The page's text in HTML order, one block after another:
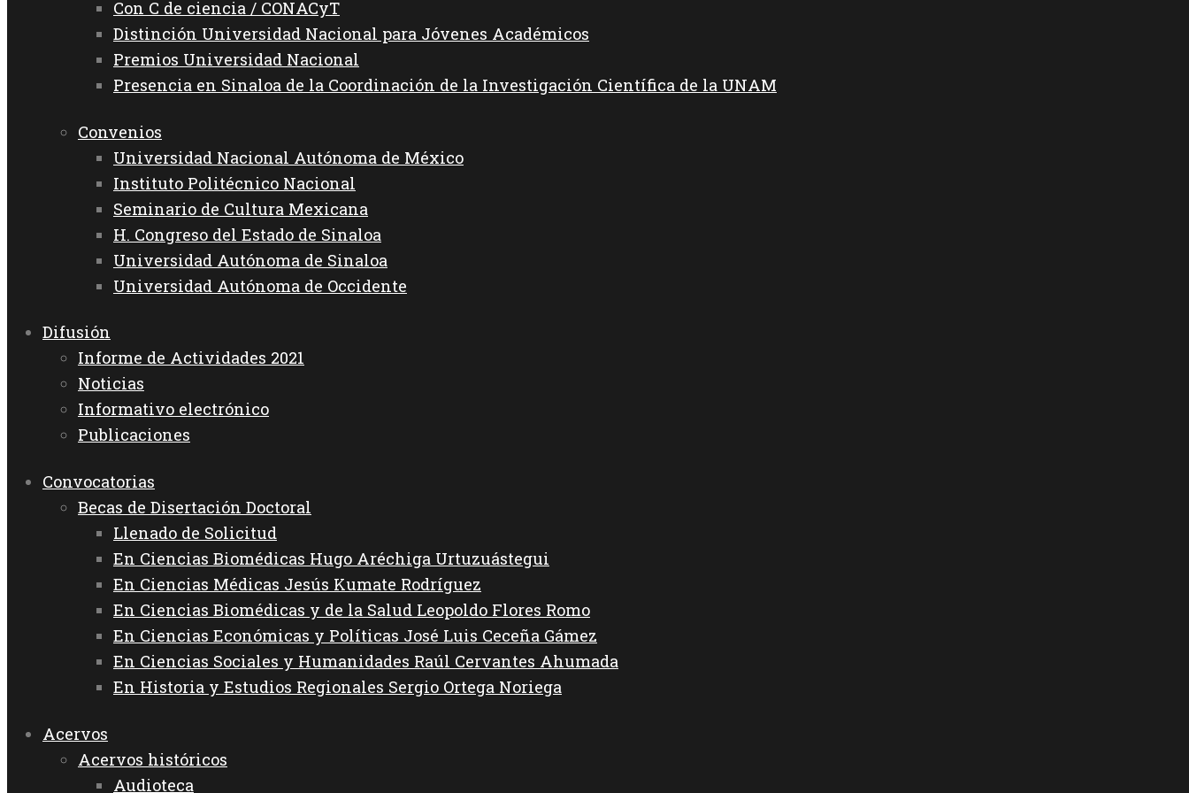
Con C de ciencia / CONACyT
Distinción Universidad Nacional para Jóvenes Académicos
Premios Universidad Nacional
Presencia en Sinaloa de la Coordinación de la Investigación Científica de la UNAM
Convenios
Universidad Nacional Autónoma de México
Instituto Politécnico Nacional
Seminario de Cultura Mexicana
H. Congreso del Estado de Sinaloa
Universidad Autónoma de Sinaloa
Universidad Autónoma de Occidente
Difusión
Informe de Actividades 2021
Noticias
Informativo electrónico
Publicaciones
Convocatorias
Becas de Disertación Doctoral
Llenado de Solicitud
En Ciencias Biomédicas Hugo Aréchiga Urtuzuástegui
En Ciencias Médicas Jesús Kumate Rodríguez
En Ciencias Biomédicas y de la Salud Leopoldo Flores Romo
En Ciencias Económicas y Políticas José Luis Ceceña Gámez
En Ciencias Sociales y Humanidades Raúl Cervantes Ahumada
En Historia y Estudios Regionales Sergio Ortega Noriega
Acervos
Acervos históricos
Audioteca